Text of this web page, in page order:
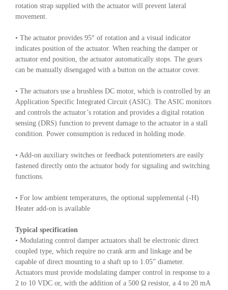
rotation strap supplied with the actuator will prevent lateral
movement.
• The actuator provides 95° of rotation and a visual indicator
indicates position of the actuator. When reaching the damper or
actuator end position, the actuator automatically stops. The gears
can be manually disengaged with a button on the actuator cover.
• The actuators use a brushless DC motor, which is controlled by an
Application Specific Integrated Circuit (ASIC). The ASIC monitors
and controls the actuator’s rotation and provides a digital rotation
sensing (DRS) function to prevent damage to the actuator in a stall
condition. Power consumption is reduced in holding mode.
• Add-on auxiliary switches or feedback potentiometers are easily
fastened directly onto the actuator body for signaling and switching
functions.
• For low ambient temperatures, the optional supplemental (-H)
Heater add-on is available
Typical specification
• Modulating control damper actuators shall be electronic direct
coupled type, which require no crank arm and linkage and be
capable of direct mounting to a shaft up to 1.05” diameter.
Actuators must provide modulating damper control in response to a
2 to 10 VDC or, with the addition of a 500 Ω resistor, a 4 to 20 mA